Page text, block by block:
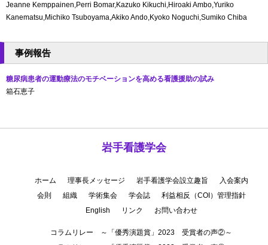
Jeanne Kemppainen,Perri Bomar,Kazuko Kikuchi,Hiroaki Ambo,Yuriko
Kanematsu,Michiko Tsuboyama,Akiko Ando,Kyoko Noguchi,Sumiko Chiba
事例報告
糖尿病患者の運動療法のモチベーションを高める看護援助の試み
箱石恵子
岩手看護学会
ホーム 理事長メッセージ 岩手看護学会設立趣旨
入会案内
会則
組織 学術集会 学会誌
利益相反（COI）管理指針
English
リンク お問い合わせ
コラムリレー ～「優秀演題賞」2023 受賞者の声②～